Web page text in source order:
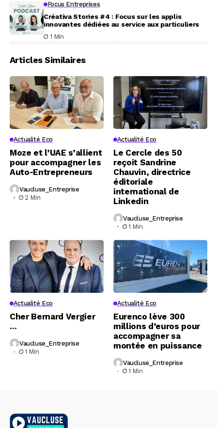
Focus Entreprises
Créativa Stories #4 : Focus sur les applis
innovantes dédiées au service aux particuliers
1 Min
Articles Similaires
Actualité Eco
Moze et l’UAE s’allient
pour accompagner les
Auto-Entrepreneurs
Vaucluse_Entreprise
2 Min
Actualité Eco
Le Cercle des 50
reçoit Sandrine
Chauvin, directrice
éditoriale
international de
Linkedin
Vaucluse_Entreprise
1 Min
Actualité Eco
Cher Bernard Vergier
…
Vaucluse_Entreprise
1 Min
Actualité Eco
Eurenco lève 300
millions d’euros pour
accompagner sa
montée en puissance
Vaucluse_Entreprise
1 Min